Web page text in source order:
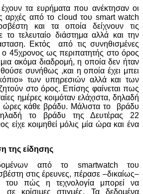
έχουν τα ευρήματα που ανέκτησαν οι
αρχές από το cloud του smart watch
και τα οποία δείχνουν τις
το τελευταίο διάστημα αλλά και την
Εκτός από τις συνηθισμένες
ο 45χρονος ως περιπατητής στο όρος
ακόμα διαδρομή, η οποία δεν ήταν
συνήθως ,και η οποία έχει μπει
των υπηρεσιών αλλά και των
στο όρος. Επίσης φαίνεται πως
ημέρες κοιμόταν ελάχιστα, δηλαδή
ώρες κάθε βράδυ. Μάλιστα το βράδυ
το βράδυ της Δευτέρας 22
είχε κοιμηθεί μόλις μία ώρα και ένα
της είδησης
από το smartwatch του
στις έρευνες, πέρασε –δικαίως–
του πώς η τεχνολογία μπορεί να
σε κρίσιμες στιγμές. Τα δεδομένα